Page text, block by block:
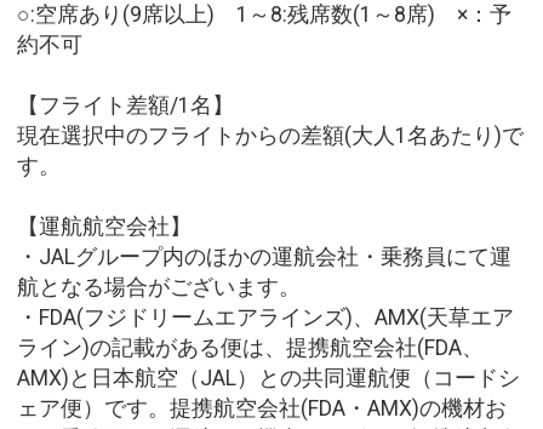
○:空席あり(9席以上) 1～8:残席数(1～8席) ×：予
約不可
【フライト差額/1名】
現在選択中のフライトからの差額(大人1名あたり)で
す。
【運航航空会社】
・JALグループ内のほかの運航会社・乗務員にて運
航となる場合がございます。
・FDA(フジドリームエアラインズ)、AMX(天草エア
ライン)の記載がある便は、提携航空会社(FDA、
AMX)と日本航空（JAL）との共同運航便（コードシ
ェア便）です。提携航空会社(FDA・AMX)の機材お